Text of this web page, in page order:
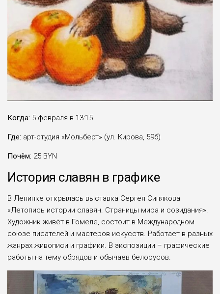
Когда: 5 февраля в 13:15
Где: арт-студия «Мольберт» (ул. Кирова, 59б)
Почём: 25 BYN
История славян в графике
В Ленинке открылась выставка Сергея Синякова
«Летопись истории славян. Страницы мира и созидания».
Художник живёт в Гомеле, состоит в Международном
союзе писателей и мастеров искусств. Работает в разных
жанрах живописи и графики. В экспозиции – графические
работы на тему обрядов и обычаев белорусов.